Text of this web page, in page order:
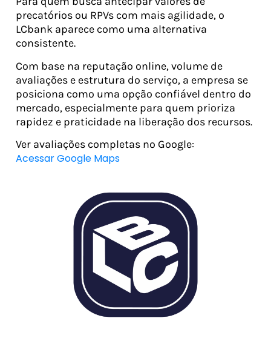
precatórios ou RPVs com mais agilidade, o
LCbank aparece como uma alternativa
consistente.
Com base na reputação online, volume de
avaliações e estrutura do serviço, a empresa se
posiciona como uma opção confiável dentro do
mercado, especialmente para quem prioriza
rapidez e praticidade na liberação dos recursos.
Ver avaliações completas no Google:
Acessar Google Maps